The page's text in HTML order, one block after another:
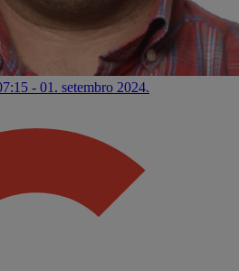
- 01. setembro 2024.